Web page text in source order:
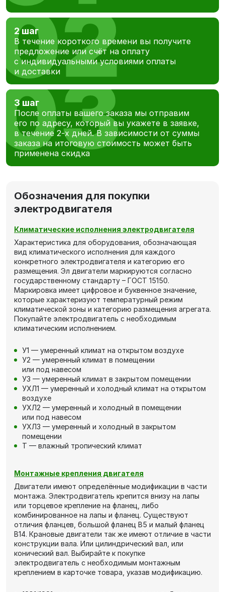
2 шаг
В течение короткого времени вы получите
предложение или счёт на оплату
с индивидуальными условиями оплаты
и доставки
3 шаг
После оплаты вашего заказа мы отправим
его по адресу, который вы укажете в заявке,
в течение 2-х дней. В зависимости от суммы
заказа на итоговую стоимость может быть
применена скидка
Обозначения для покупки
электродвигателя
Климатические исполнения электродвигателя
Характеристика для оборудования, обозначающая
вид климатического исполнения для каждого
конкретного электродвигателя и категорию его
размещения. Эл двигатели маркируются согласно
государственному стандарту – ГОСТ 15150.
Маркировка имеет цифровое и буквенное значение,
которые характеризуют температурный режим
климатической зоны и категорию размещения агрегата.
Покупайте электродвигатель с необходимым
климатическим исполнением.
У1 — умеренный климат на открытом воздухе
У2 — умеренный климат в помещении
или под навесом
У3 — умеренный климат в закрытом помещении
УХЛ1 — умеренный и холодный климат на открытом
воздухе
УХЛ2 — умеренный и холодный в помещении
или под навесом
УХЛ3 — умеренный и холодный в закрытом
помещении
Т — влажный тропический климат
Монтажные крепления двигателя
Двигатели имеют определённые модификации в части
монтажа. Электродвигатель крепится внизу на лапы
или торцевое крепление на фланец, либо
комбинированное на лапы и фланец. Существуют
отличия фланцев, большой фланец В5 и малый фланец
В14. Крановые двигатели так же имеют отличие в части
конструкции вала. Или цилиндрический вал, или
конический вал. Выбирайте к покупке
электродвигатель с необходимым монтажным
креплением в карточке товара, указав модификацию.